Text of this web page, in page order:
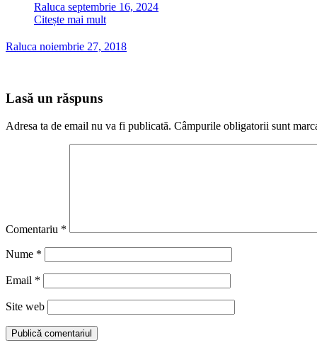
Raluca septembrie 16, 2024
Citește mai mult
Raluca noiembrie 27, 2018
Lasă un răspuns
Adresa ta de email nu va fi publicată. Câmpurile obligatorii sunt
Comentariu *
Nume *
Email *
Site web